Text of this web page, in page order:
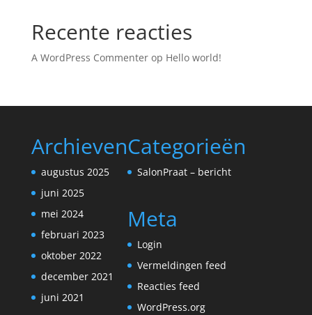
Recente reacties
A WordPress Commenterop Hello world!
Archieven
augustus 2025
juni 2025
mei 2024
februari 2023
oktober 2022
december 2021
juni 2021
Categorieën
SalonPraat – bericht
Meta
Login
Vermeldingen feed
Reacties feed
WordPress.org